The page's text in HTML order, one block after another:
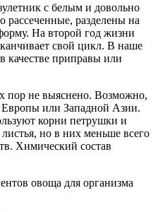
с белым и довольно
разделены на
На второй год жизни
свой цикл. В наше
качестве приправы или
пор не выяснено. Возможно,
или Западной Азии.
корни петрушки и
но в них меньше всего
Химический состав
овоща для организма